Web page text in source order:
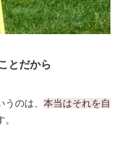
とだから
のは、 本当はそれを自
。